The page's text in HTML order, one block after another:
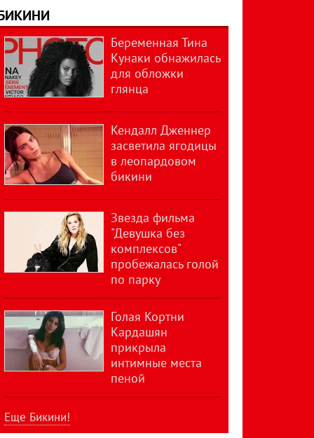
Беременная Тина
Кунаки обнажилась
для обложки
глянца
Кендалл Дженнер
засветила ягодицы
в леопардовом
бикини
Звезда фильма
"Девушка без
комплексов"
пробежалась голой
по парку
Голая Кортни
Кардашян
прикрыла
интимные места
пеной
Еще Бикини!